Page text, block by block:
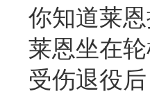
你知道莱
莱恩坐在
受伤退役